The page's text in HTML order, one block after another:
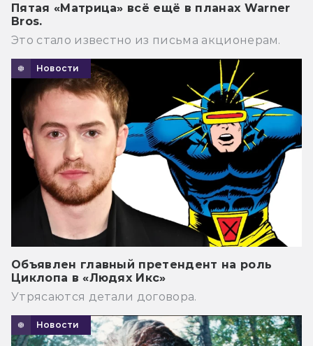
Пятая «Матрица» всё ещё в планах Warner
Bros.
Это стало известно из письма акционерам.
Новости
Объявлен главный претендент на роль
Циклопа в «Людях Икс»
Утрясаются детали договора.
Новости